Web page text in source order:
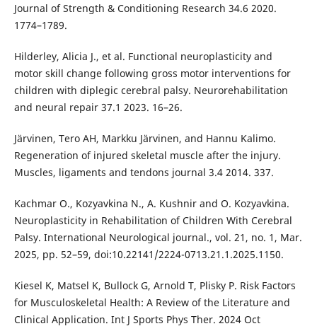
Journal of Strength & Conditioning Research 34.6 2020.
1774–1789.
Hilderley, Alicia J., et al. Functional neuroplasticity and
motor skill change following gross motor interventions for
children with diplegic cerebral palsy. Neurorehabilitation
and neural repair 37.1 2023. 16–26.
Järvinen, Tero AH, Markku Järvinen, and Hannu Kalimo.
Regeneration of injured skeletal muscle after the injury.
Muscles, ligaments and tendons journal 3.4 2014. 337.
Kachmar O., Kozyavkinа N., A. Kushnir and O. Kozyavkina.
Neuroplasticity in Rehabilitation of Children With Cerebral
Palsy. International Neurological journal., vol. 21, no. 1, Mar.
2025, pp. 52–59, doi:10.22141/2224-0713.21.1.2025.1150.
Kiesel K, Matsel K, Bullock G, Arnold T, Plisky P. Risk Factors
for Musculoskeletal Health: A Review of the Literature and
Clinical Application. Int J Sports Phys Ther. 2024 Oct